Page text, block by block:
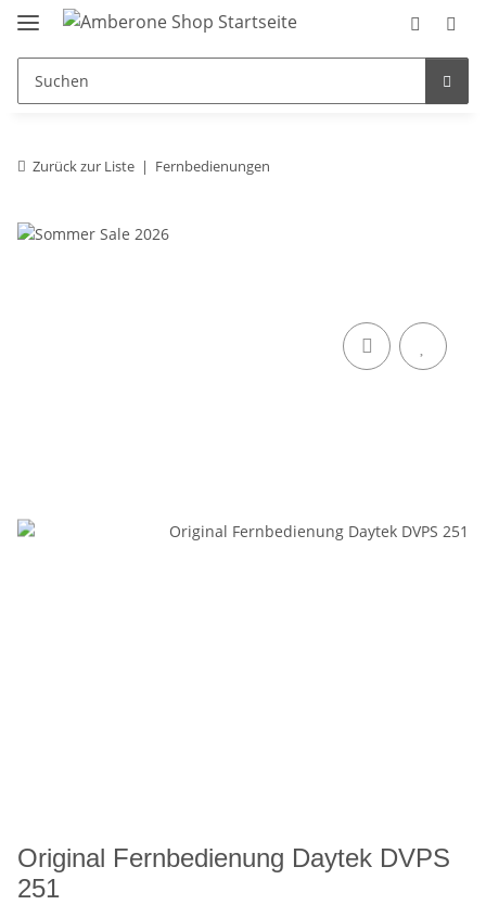
Zurück zur Liste Fernbedienungen
Original Fernbedienung Daytek DVPS
251